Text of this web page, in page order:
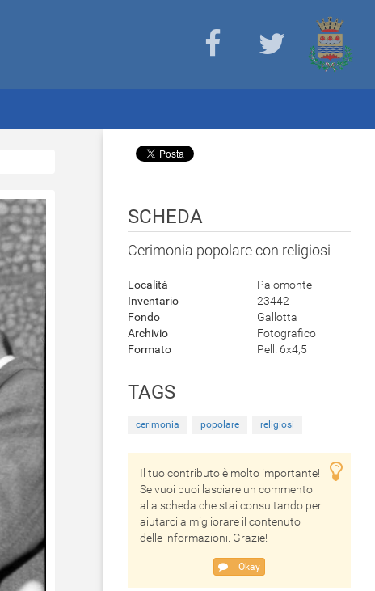
SCHEDA
Cerimonia popolare con religiosi
Località
Palomonte
Inventario
23442
Fondo
Gallotta
Archivio
Fotografico
Formato
Pell. 6x4,5
TAGS
cerimonia popolare religiosi
Il tuo contributo è molto importante!
Se vuoi puoi lasciare un commento
alla scheda che stai consultando per
aiutarci a migliorare il contenuto
delle informazioni. Grazie!
Okay